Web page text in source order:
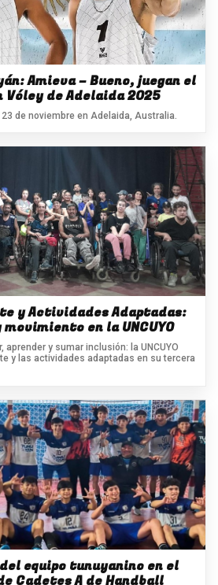
Amieva – Bueno, juegan el
Vóley de Adelaida 2025
de noviembre en Adelaida, Australia.
y Actividades Adaptadas:
en la UNCUYO
aprender y sumar inclusión: la UNCUYO
y las actividades adaptadas en su tercera
equipo tunuyanino en el